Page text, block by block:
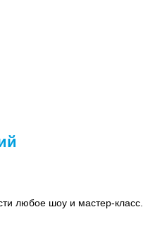
любое шоу и мастер-класс.